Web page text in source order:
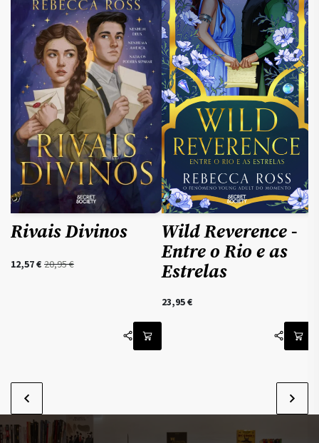
Rivais Divinos
20,95€
O
12,57€
O
Wild Reverence -
Entre o Rio e as
Estrelas
23,95€